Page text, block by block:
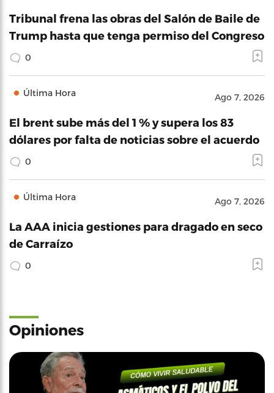
Tribunal frena las obras del Salón de Baile de
Trump hasta que tenga permiso del Congreso
0
Última Hora Ago 7, 2026
El brent sube más del 1 % y supera los 83
dólares por falta de noticias sobre el acuerdo
0
Última Hora Ago 7, 2026
La AAA inicia gestiones para dragado en seco
de Carraízo
0
Opiniones